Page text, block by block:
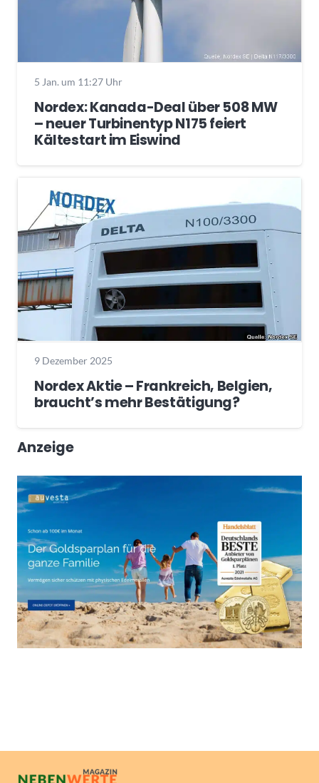
5 Jan. um 11:27 Uhr
Nordex: Kanada-Deal über 508 MW
– neuer Turbinentyp N175 feiert
Kältestart im Eiswind
9 Dezember 2025
Nordex Aktie – Frankreich, Belgien,
braucht’s mehr Bestätigung?
Anzeige